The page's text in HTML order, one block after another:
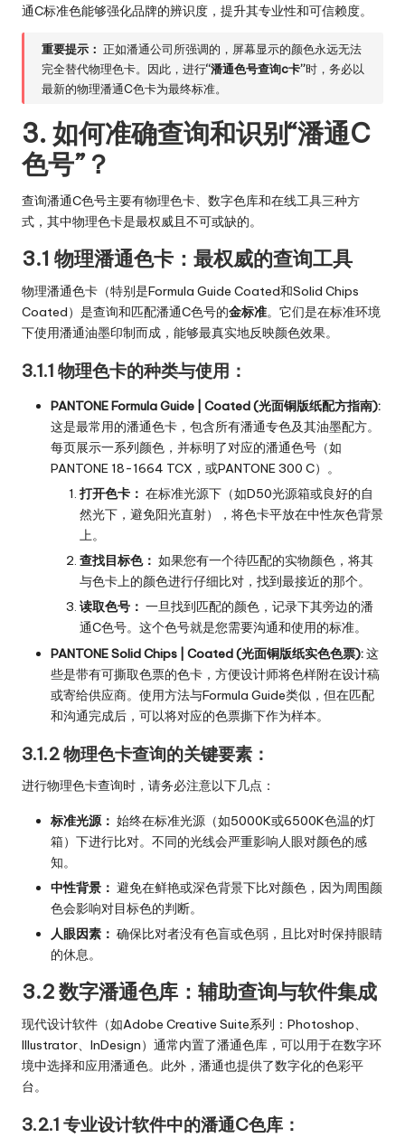
通C标准色能够强化品牌的辨识度，提升其专业性和可信赖度。
重要提示： 正如潘通公司所强调的，屏幕显示的颜色永远无法
完全替代物理色卡。因此，进行“潘通色号查询c卡”时，务必以
最新的物理潘通C色卡为最终标准。
3. 如何准确查询和识别“潘通C
色号”？
查询潘通C色号主要有物理色卡、数字色库和在线工具三种方
式，其中物理色卡是最权威且不可或缺的。
3.1 物理潘通色卡：最权威的查询工具
物理潘通色卡（特别是Formula Guide Coated和Solid Chips
Coated）是查询和匹配潘通C色号的金标准。它们是在标准环境
下使用潘通油墨印制而成，能够最真实地反映颜色效果。
3.1.1 物理色卡的种类与使用：
PANTONE Formula Guide | Coated (光面铜版纸配方指南):
这是最常用的潘通色卡，包含所有潘通专色及其油墨配方。
每页展示一系列颜色，并标明了对应的潘通色号（如
PANTONE 18-1664 TCX，或PANTONE 300 C）。
打开色卡： 在标准光源下（如D50光源箱或良好的自
然光下，避免阳光直射），将色卡平放在中性灰色背景
上。
查找目标色： 如果您有一个待匹配的实物颜色，将其
与色卡上的颜色进行仔细比对，找到最接近的那个。
读取色号： 一旦找到匹配的颜色，记录下其旁边的潘
通C色号。这个色号就是您需要沟通和使用的标准。
PANTONE Solid Chips | Coated (光面铜版纸实色色票):这
些是带有可撕取色票的色卡，方便设计师将色样附在设计稿
或寄给供应商。使用方法与Formula Guide类似，但在匹配
和沟通完成后，可以将对应的色票撕下作为样本。
3.1.2 物理色卡查询的关键要素：
进行物理色卡查询时，请务必注意以下几点：
标准光源： 始终在标准光源（如5000K或6500K色温的灯
箱）下进行比对。不同的光线会严重影响人眼对颜色的感
知。
中性背景： 避免在鲜艳或深色背景下比对颜色，因为周围颜
色会影响对目标色的判断。
人眼因素： 确保比对者没有色盲或色弱，且比对时保持眼睛
的休息。
3.2 数字潘通色库：辅助查询与软件集成
现代设计软件（如Adobe Creative Suite系列：Photoshop、
Illustrator、InDesign）通常内置了潘通色库，可以用于在数字环
境中选择和应用潘通色。此外，潘通也提供了数字化的色彩平
台。
3.2.1 专业设计软件中的潘通C色库：